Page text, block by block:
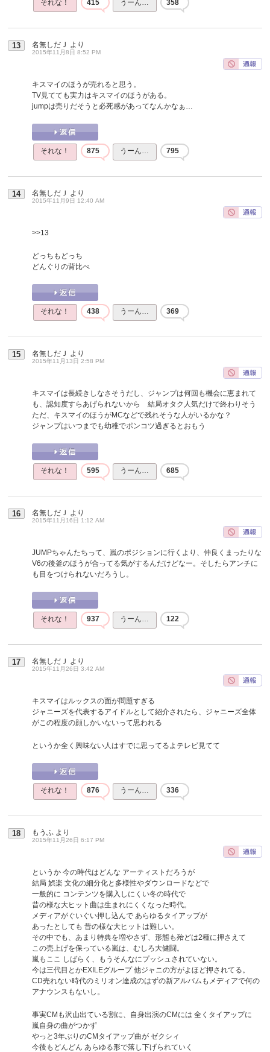
それな！ 415 うーん… 358
13 名無しだＪ より
2015年11月8日 8:52 PM
キスマイのほうが売れると思う。
TV見てても実力はキスマイのほうがある。
jumpは売りだそうと必死感があってなんかなぁ…
それな！ 875 うーん… 795
14 名無しだＪ より
2015年11月9日 12:40 AM
>>13
どっちもどっち
どんぐりの背比べ
それな！ 438 うーん… 369
15 名無しだＪ より
2015年11月13日 2:58 PM
キスマイは長続きしなさそうだし、ジャンプは何回も機会に恵まれて
も、認知度すらあげられないから 結局オタク人気だけで終わりそう
ただ、キスマイのほうがMCなどで残れそうな人がいるかな？
ジャンプはいつまでも幼稚でポンコツ過ぎるとおもう
それな！ 595 うーん… 685
16 名無しだＪ より
2015年11月16日 1:12 AM
JUMPちゃんたちって、嵐のポジションに行くより、仲良くまったりな
V6の後釜のほうが合ってる気がするんだけどなー。そしたらアンチに
も目をつけられないだろうし。
それな！ 937 うーん… 122
17 名無しだＪ より
2015年11月26日 3:42 AM
キスマイはルックスの面が問題すぎる
ジャニーズを代表するアイドルとして紹介されたら、ジャニーズ全体
がこの程度の顔しかいないって思われる
というか全く興味ない人はすでに思ってるよテレビ見てて
それな！ 876 うーん… 336
18 もうふ より
2015年11月26日 6:17 PM
というか 今の時代はどんな アーティストだろうが
結局 娯楽 文化の細分化と多様性やダウンロードなどで
一般的に コンテンツを購入しにくい冬の時代で
昔の様な大ヒット曲は生まれにくくなった時代。
メディアがぐいぐい押し込んで あらゆるタイアップが
あったとしても 昔の様な大ヒットは難しい。
その中でも、あまり特典を増やさず、形態も殆どは2種に押さえて
この売上げを保っている嵐は、むしろ大健闘。
嵐もここ しばらく、もうそんなにプッシュされていない。
今は三代目とかEXILEグループ 他ジャニの方がよほど押されてる。
CD売れない時代のミリオン達成のはずの新アルバムもメディアで何の
アナウンスもないし。
事実CMも沢山出ている割に、自身出演のCMには 全くタイアップに
嵐自身の曲がつかず
やっと3年ぶりのCMタイアップ曲が ゼクシィ
今後もどんどん あらゆる形で落し下げられていく